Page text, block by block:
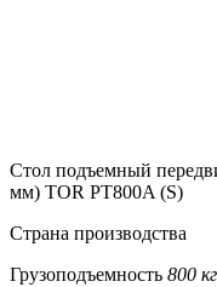
Стол подъемный
мм) TOR PT800A (S)
Страна производства
Грузоподъемность 800 кг